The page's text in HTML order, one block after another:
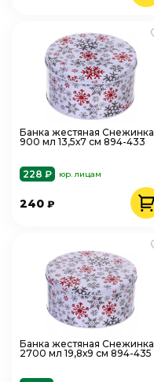
Банка жестяная Снежинка
900 мл 13,5х7 см 894-433
228 ₽ юр. лицам
240 ₽
Банка жестяная Снежинка
2700 мл 19,8х9 см 894-435